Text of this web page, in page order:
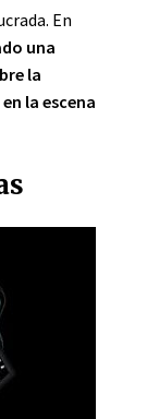
En
una
la
la escena